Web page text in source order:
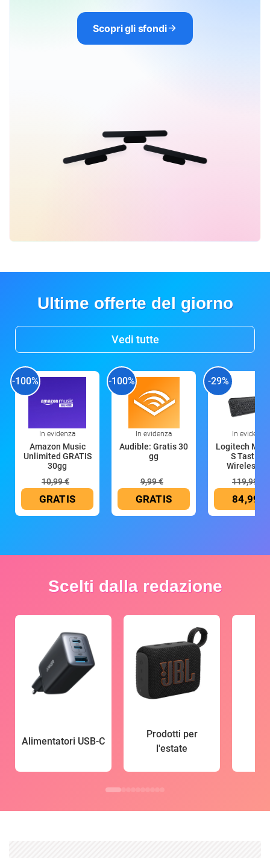
Scopri gli sfondi
Ultime offerte del giorno
Vedi tutte
-100%
In evidenza
Amazon Music
Unlimited GRATIS
30gg
10,99 €
GRATIS
-100%
In evidenza
Audible: Gratis 30
gg
9,99 €
GRATIS
-29%
In evidenza
Logitech MX
S Tastiera
Wireless
119,99 €
84,99 €
Scelti dalla redazione
Alimentatori USB-C
Prodotti per
l'estate